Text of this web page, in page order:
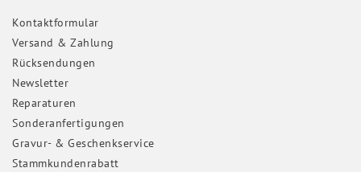
Kontaktformular
Versand & Zahlung
Rücksendungen
Newsletter
Reparaturen
Sonderanfertigungen
Gravur- & Geschenkservice
Stammkundenrabatt